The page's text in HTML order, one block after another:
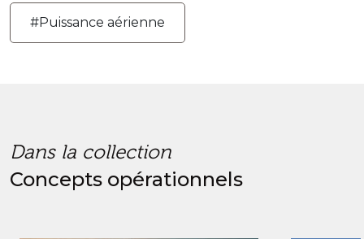
#Puissance aérienne
Dans la collection
Concepts opérationnels